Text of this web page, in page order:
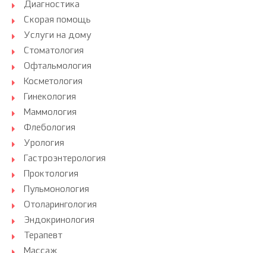
Диагностика
Скорая помощь
Услуги на дому
Стоматология
Офтальмология
Косметология
Гинекология
Маммология
Флебология
Урология
Гастроэнтерология
Проктология
Пульмонология
Отоларингология
Эндокринология
Терапевт